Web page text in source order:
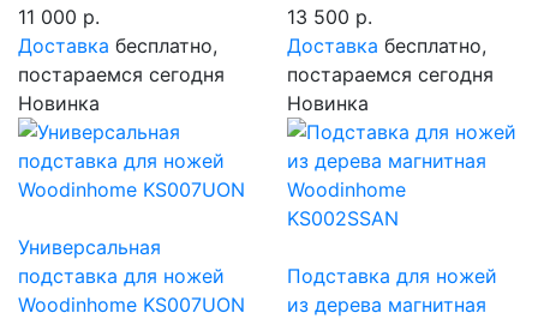
11 000 р.
Доставка бесплатно,
постараемся сегодня
Новинка
13 500 р.
Доставка бесплатно,
постараемся сегодня
Новинка
Универсальная
подставка для ножей
Woodinhome KS007UON
Подставка для ножей
из дерева магнитная